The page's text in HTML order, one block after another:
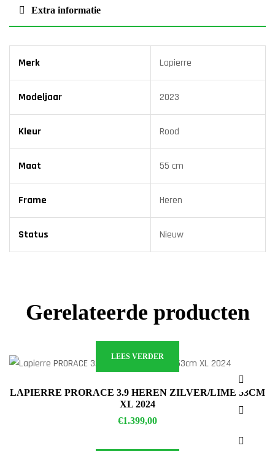
Extra informatie
Merk Lapierre
Modeljaar 2023
Kleur Rood
Maat 55 cm
Frame Heren
Status Nieuw
Gerelateerde producten
LEES VERDER
LAPIERRE PRORACE 3.9 HEREN ZILVER/LIME 53CM
XL 2024
€1.399,00